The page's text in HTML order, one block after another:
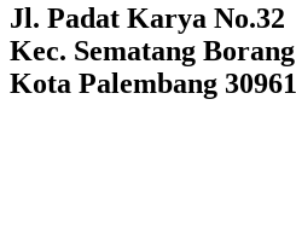
Jl. Padat Karya No.32
Kec. Sematang Borang
Kota Palembang 30961